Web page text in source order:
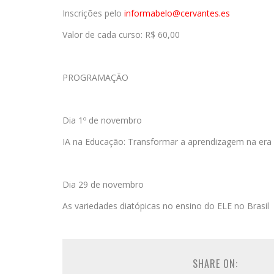
Inscrições pelo informabelo@cervantes.es
Valor de cada curso: R$ 60,00
PROGRAMAÇÃO
Dia 1º de novembro
IA na Educação: Transformar a aprendizagem na era
Dia 29 de novembro
As variedades diatópicas no ensino do ELE no Brasil
SHARE ON: